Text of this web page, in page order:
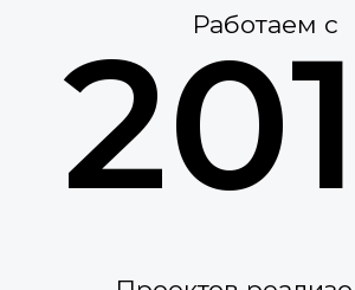
Городов
12
по всему КЗ